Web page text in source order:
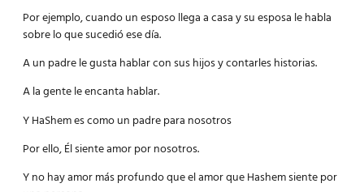
Por ejemplo, cuando un esposo llega a casa y su esposa le habla
sobre lo que sucedió ese día.
A un padre le gusta hablar con sus hijos y contarles historias.
A la gente le encanta hablar.
Y HaShem es como un padre para nosotros
Por ello, Él siente amor por nosotros.
Y no hay amor más profundo que el amor que Hashem siente por